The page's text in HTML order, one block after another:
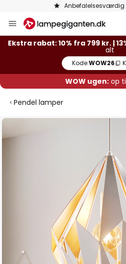
Anbefalelsesværdig
to
Content
Ekstra rabat: 10% fra 799 kr. |
alt
Kode:WOW26
WOW ugen:op
Pendel lamper
Gå
til